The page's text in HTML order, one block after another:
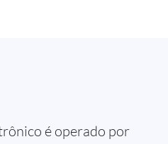
é operado por